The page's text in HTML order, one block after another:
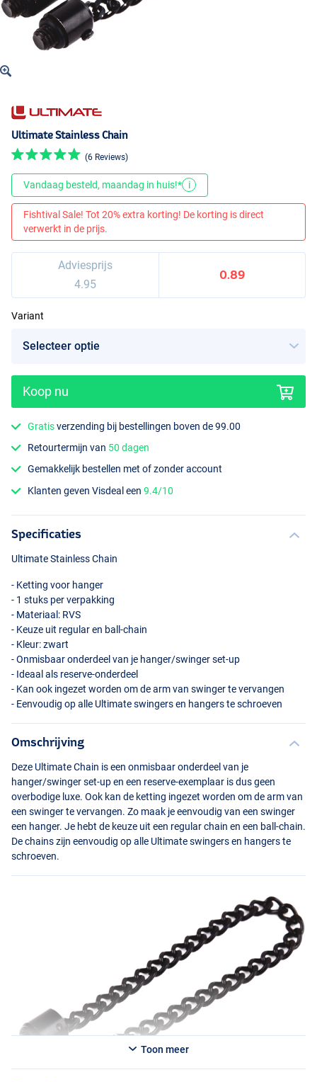
Ultimate Stainless Chain
(6 Reviews)
Vandaag besteld, maandag in huis!* i
Fishtival Sale! Tot 20% extra korting! De korting is direct
verwerkt in de prijs.
Adviesprijs
4.95
0.89
Variant
Koop nu
Gratisverzending bij bestellingen boven de 99.00
Retourtermijn van 50 dagen
Gemakkelijk bestellen met of zonder account
Klanten geven Visdeal een9.4/10
Specificaties
Ultimate Stainless Chain
- Ketting voor hanger
- 1 stuks per verpakking
- Materiaal: RVS
- Keuze uit regular en ball-chain
- Kleur: zwart
- Onmisbaar onderdeel van je hanger/swinger set-up
- Ideaal als reserve-onderdeel
- Kan ook ingezet worden om de arm van swinger te vervangen
- Eenvoudig op alle Ultimate swingers en hangers te schroeven
Omschrijving
Deze Ultimate Chain is een onmisbaar onderdeel van je
hanger/swinger set-up en een reserve-exemplaar is dus geen
overbodige luxe. Ook kan de ketting ingezet worden om de arm van
een swinger te vervangen. Zo maak je eenvoudig van een swinger
een hanger. Je hebt de keuze uit een regular chain en een ball-chain.
De chains zijn eenvoudig op alle Ultimate swingers en hangers te
schroeven.
Toon meer